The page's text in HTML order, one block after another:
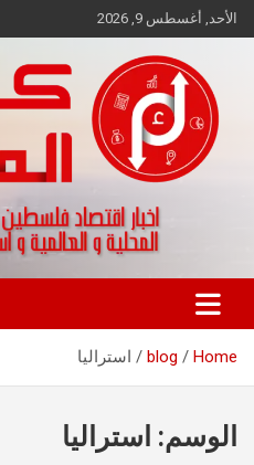
Skip
to
الأحد, أغسطس 9, 2026
كواليس المال
اخبار اقتصاد فلسطين و العالم و
Home
blog استراليا
الوسم: استراليا